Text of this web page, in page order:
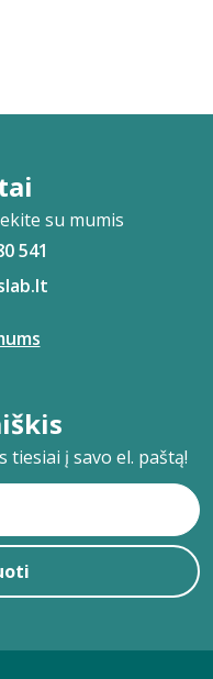
su mumis
541
tiesiai į savo el. paštą!